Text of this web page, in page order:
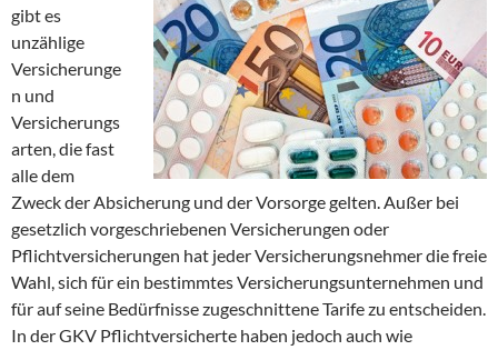
gibt es
unzählige
Versicherunge
n und
Versicherungs
arten, die fast
alle dem
Zweck der Absicherung und der Vorsorge gelten. Außer bei
gesetzlich vorgeschriebenen Versicherungen oder
Pflichtversicherungen hat jeder Versicherungsnehmer die freie
Wahl, sich für ein bestimmtes Versicherungsunternehmen und
für auf seine Bedürfnisse zugeschnittene Tarife zu entscheiden.
In der GKV Pflichtversicherte haben jedoch auch wie